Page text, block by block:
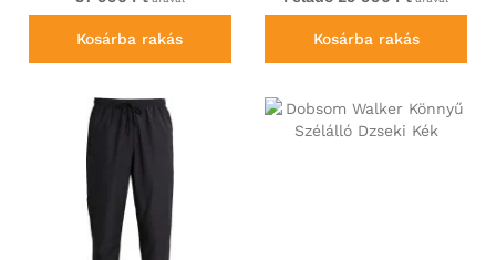
Kosárba rakás Kosárba rakás